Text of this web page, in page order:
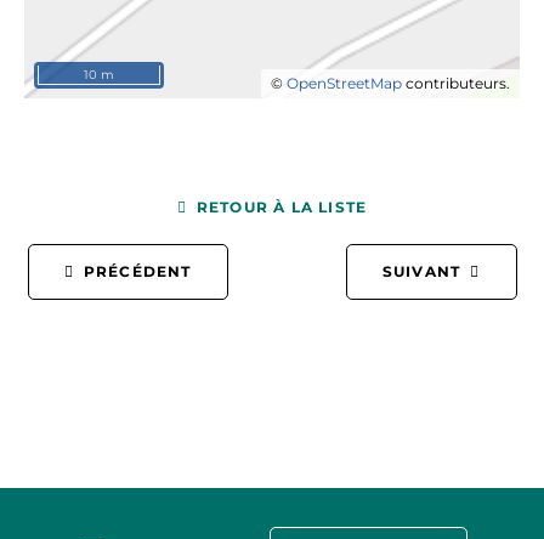
© OpenStreetMap contributeurs.
10 m
PRÉCÉDENT
RETOUR À LA LISTE
SUIVANT